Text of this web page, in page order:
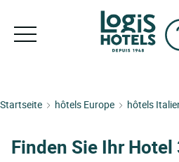
Startseite hôtels Europe hôtels
Finden Sie Ihr